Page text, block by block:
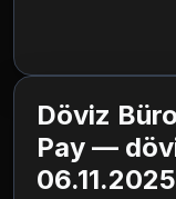
Döviz
Pay —
06.11.2025